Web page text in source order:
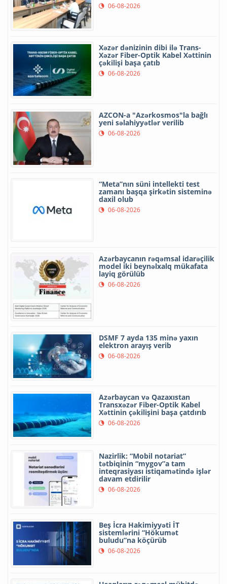
06-08-2026
Xəzər dənizinin dibi ilə Trans-
Xəzər Fiber-Optik Kabel Xəttinin
çəkilişi başa çatıb
06-08-2026
AZCON-a "Azərkosmos"la bağlı
yeni səlahiyyətlər verilib
06-08-2026
“Meta”nın süni intellekti test
zamanı başqa şirkətin sisteminə
daxil olub
06-08-2026
Azərbaycanın rəqəmsal idarəçilik
model iki beynəlxalq mükafata
layiq görülüb
06-08-2026
DSMF 7 ayda 135 minə yaxın
elektron arayış verib
06-08-2026
Azərbaycan və Qazaxıstan
Transxəzər Fiber-Optik Kabel
Xəttinin çəkilişini başa çatdırıb
06-08-2026
Nazirlik: “Mobil notariat”
tətbiqinin “mygov”a tam
inteqrasiyası istiqamətində işlər
davam etdirilir
06-08-2026
Beş İcra Hakimiyyəti İT
sistemlərini “Hökumət
buludu”na köçürüb
06-08-2026